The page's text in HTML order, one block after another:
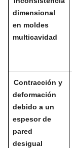
dimensional
en moldes
multicavidad
Contracción y
deformación
debido a un
espesor de
pared
desigual